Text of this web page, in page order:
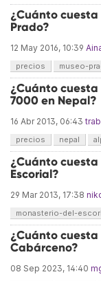
¿Cuánto
Prado?
12 May 2016, 10:39
precios museo-
¿Cuánto
7000 en Nepal?
16 Abr 2013, 06:43
precios nepal
¿Cuánto
Escorial?
29 Mar 2013, 17:38
monasterio-del-
¿Cuánto
Cabárceno?
08 Sep 2023, 14:40